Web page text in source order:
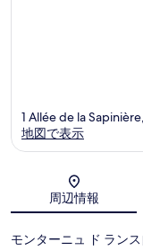
1 Allée de la
地図で表示
周辺情報
モンターニュ ド ラン